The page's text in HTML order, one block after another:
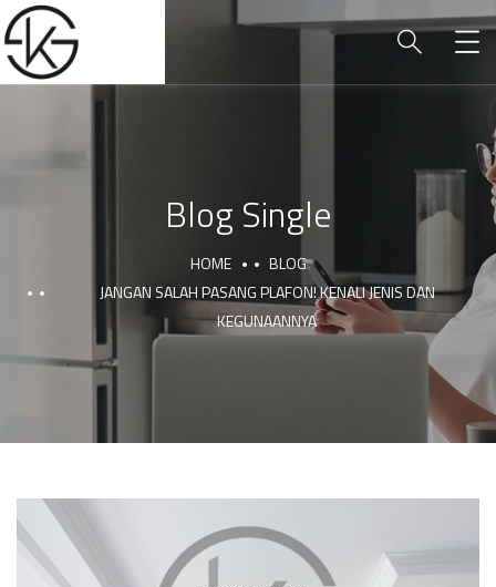
Blog Single
HOME
BLOG
JANGAN SALAH PASANG PLAFON! KENALI JENIS DAN
KEGUNAANNYA